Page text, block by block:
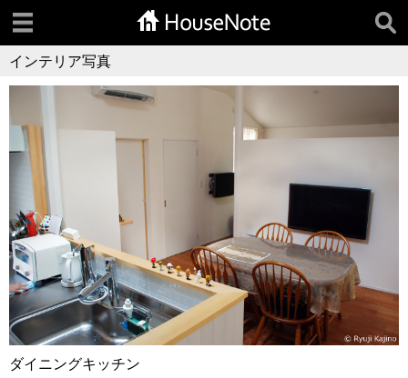
インテリア写真
ダイニングキッチン